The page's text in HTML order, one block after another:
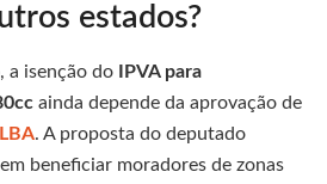
estados?
a isenção do
IPVA para
ainda depende da aprovação de
. A proposta do deputado
beneficiar moradores de zonas